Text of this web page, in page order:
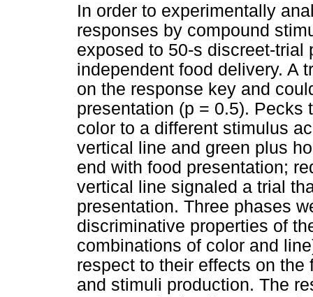
In order to experimentally
responses by compound
exposed to 50-s discreet-trial
independent food delivery. A
on the response key and
presentation (p = 0.5). Pecks
color to a different stimulus
vertical line and green plus
end with food presentation;
vertical line signaled a trial
presentation. Three phases
discriminative properties of
combinations of color and
respect to their effects on
and stimuli production. The